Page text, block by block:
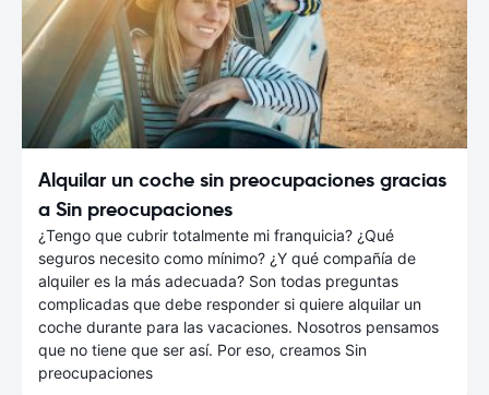
Alquilar un coche sin preocupaciones gracias
a Sin preocupaciones
¿Tengo que cubrir totalmente mi franquicia? ¿Qué
seguros necesito como mínimo? ¿Y qué compañía de
alquiler es la más adecuada? Son todas preguntas
complicadas que debe responder si quiere alquilar un
coche durante para las vacaciones. Nosotros pensamos
que no tiene que ser así. Por eso, creamos Sin
preocupaciones